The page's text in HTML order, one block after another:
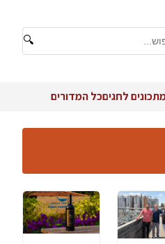
🔍
לחגיםכל המדורים